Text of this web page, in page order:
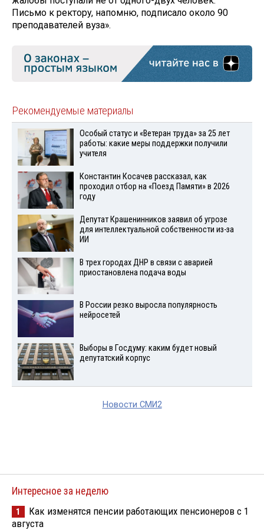
Письмо к ректору, напомню, подписало около 90
преподавателей вуза».
Рекомендуемые материалы
Особый статус и «Ветеран труда» за 25 лет
работы: какие меры поддержки получили
учителя
Константин Косачев рассказал, как
проходил отбор на «Поезд Памяти» в 2026
году
Депутат Крашенинников заявил об угрозе
для интеллектуальной собственности из-за
ИИ
В трех городах ДНР в связи с аварией
приостановлена подача воды
В России резко выросла популярность
нейросетей
Выборы в Госдуму: каким будет новый
депутатский корпус
Новости СМИ2
Интересное за неделю
1
Как изменятся пенсии работающих пенсионеров с 1
августа